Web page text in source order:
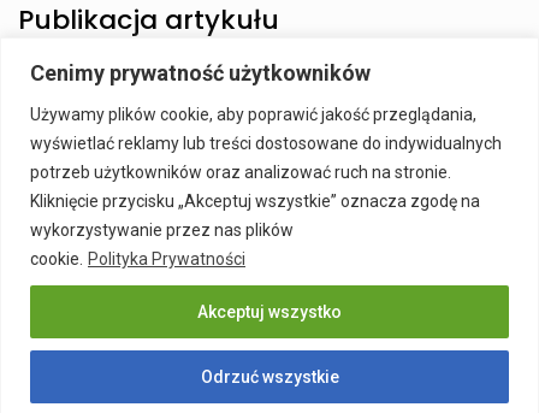
Cenimy prywatność użytkowników
Używamy plików cookie, aby poprawić jakość przeglądania,
wyświetlać reklamy lub treści dostosowane do indywidualnych
potrzeb użytkowników oraz analizować ruch na stronie.
Kliknięcie przycisku „Akceptuj wszystkie” oznacza zgodę na
wykorzystywanie przez nas plików
cookie. Polityka Prywatności
Odrzuć wszystkie
Akceptuj wszystko
Publikacja artykułu
naszym serwisie.
Szczegóły: Publikacja Artykułu